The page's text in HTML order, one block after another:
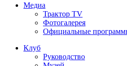
Медиа
Трактор TV
Фотогалерея
Официальные
Клуб
Руководство